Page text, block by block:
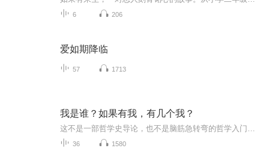
6 206
爱如期降临
57 1713
我是谁？如果有我，有几个我？
36 1580